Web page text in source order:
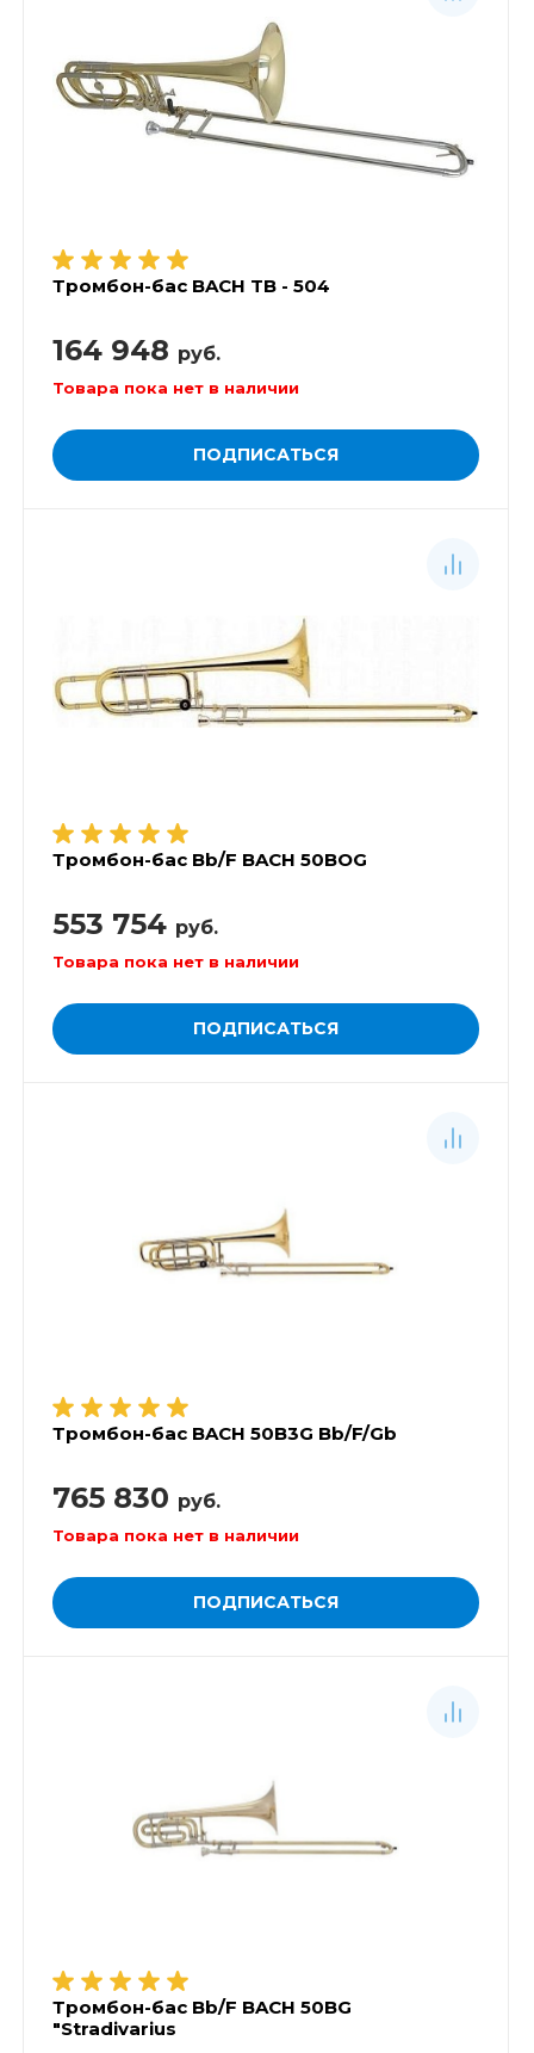
Тромбон-бас BACH TB - 504
164 948 руб.
Товара пока нет в наличии
ПОДПИСАТЬСЯ
Тромбон-бас Bb/F BACH 50BOG
553 754 руб.
Товара пока нет в наличии
ПОДПИСАТЬСЯ
Тромбон-бас BACH 50B3G Bb/F/Gb
765 830 руб.
Товара пока нет в наличии
ПОДПИСАТЬСЯ
Тромбон-бас Bb/F BACH 50BG
"Stradivarius